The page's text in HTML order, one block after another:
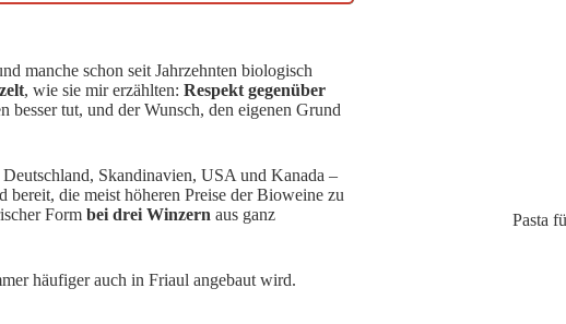
manche schon seit Jahrzehnten biologisch
, wie sie mir erzählten: Respekt gegenüber
besser tut, und der Wunsch, den eigenen Grund
Skandinavien, USA und Kanada –
bereit, die meist höheren Preise der Bioweine zu
Form bei drei Winzern aus ganz
häufiger auch in Friaul angebaut wird.
Pasta